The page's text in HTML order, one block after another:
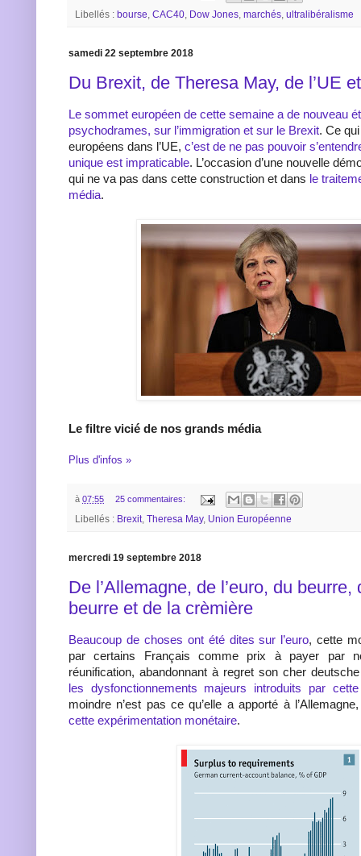
Libellés : bourse, CAC40, Dow Jones, marchés, ultralibéralisme
samedi 22 septembre 2018
Du Brexit, de Theresa May, de l’UE
Le sommet européen de cette semaine a de nouveau
psychodrames, sur l’immigration et sur le Brexit. Ce
européens dans l’UE, c’est de ne pas pouvoir
unique est impraticable. L’occasion d’une nouvelle
qui ne va pas dans cette construction et dans le
média.
Le filtre vicié de nos grands média
Plus d'infos »
à 07:55 25 commentaires:
Libellés : Brexit, Theresa May, Union Européenne
mercredi 19 septembre 2018
De l’Allemagne, de l’euro, du beurre,
beurre et de la crèmière
Beaucoup de choses ont été dites sur l’euro, cette
par certains Français comme prix à payer par
réunification, abandonnant à regret son cher
les dysfonctionnements majeurs introduits par
moindre n’est pas ce qu’elle a apporté à
cette expérimentation monétaire.